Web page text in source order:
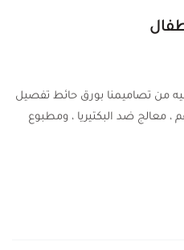
من تصاميمنا بورق حائط تفصيل
معالج ضد البكتيريا ، ومطبوع